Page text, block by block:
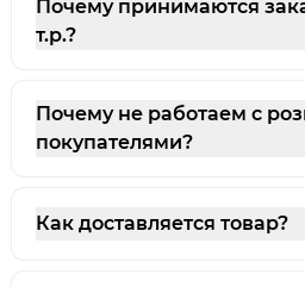
Почему принимаются
т.р.?
Почему не работаем с
покупателями?
Как доставляется товар?